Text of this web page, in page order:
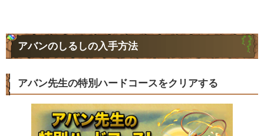
アバンのしるしの入手方法
アバン先生の特別ハードコースをクリアする